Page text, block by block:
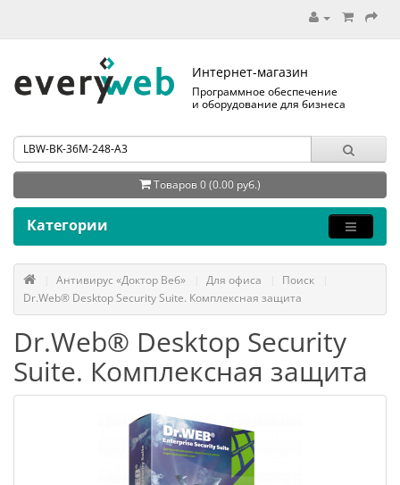
Интернет-магазин
Программное обеспечение
и оборудование для бизнеса
Товаров 0 (0.00 руб.)
Категории
Антивирус «Доктор Веб» Для офиса
Поиск
Dr.Web® Desktop Security Suite. Комплексная защита
Dr.Web® Desktop Security
Suite. Комплексная защита